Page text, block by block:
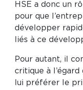
HSE a donc un
pour que
développer
liés à ce
Pour autant, il
critique à
lui préférer le